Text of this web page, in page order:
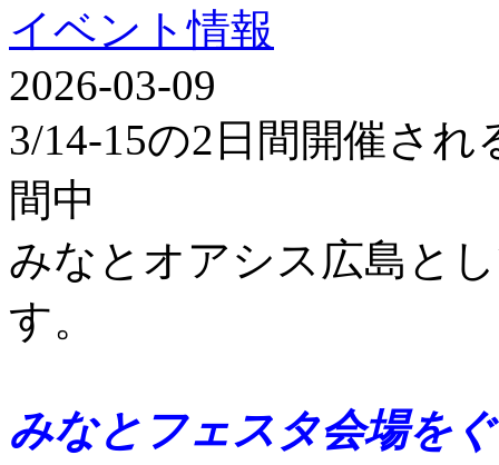
イベント情報
2026-03-09
3/14-15の2日間開催さ
間中
みなとオアシス広島と
す。
みなとフェスタ会場を